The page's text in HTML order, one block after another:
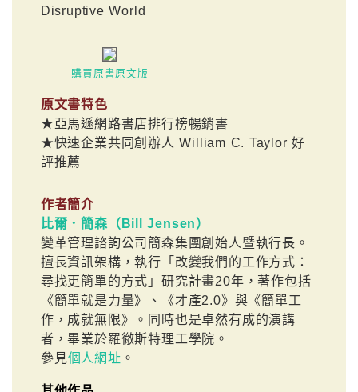
Disruptive World
購買原書原文版
原文書特色
★亞馬遜網路書店排行榜暢銷書
★快速企業共同創辦人 William C. Taylor 好
評推薦
作者簡介
比爾．簡森（Bill Jensen）
變革管理諮詢公司簡森集團創始人暨執行長。
擅長資訊架構，執行「改變我們的工作方式：
尋找更簡單的方式」研究計畫20年，著作包括
《簡單就是力量》、《才產2.0》與《簡單工
作，成就無限》。同時也是卓然有成的演講
者，畢業於羅徹斯特理工學院。
參見個人網址 。